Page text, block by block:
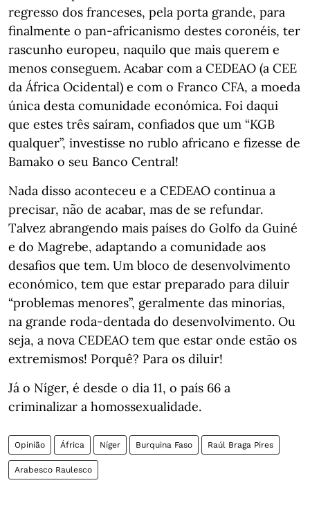
regresso dos franceses, pela porta grande, para
finalmente o pan-africanismo destes coronéis, ter
rascunho europeu, naquilo que mais querem e
menos conseguem. Acabar com a CEDEAO (a CEE
da África Ocidental) e com o Franco CFA, a moeda
única desta comunidade económica. Foi daqui
que estes três saíram, confiados que um “KGB
qualquer”, investisse no rublo africano e fizesse de
Bamako o seu Banco Central!
Nada disso aconteceu e a CEDEAO continua a
precisar, não de acabar, mas de se refundar.
Talvez abrangendo mais países do Golfo da Guiné
e do Magrebe, adaptando a comunidade aos
desafios que tem. Um bloco de desenvolvimento
económico, tem que estar preparado para diluir
“problemas menores”, geralmente das minorias,
na grande roda-dentada do desenvolvimento. Ou
seja, a nova CEDEAO tem que estar onde estão os
extremismos! Porquê? Para os diluir!
Já o Níger, é desde o dia 11, o país 66 a
criminalizar a homossexualidade.
Opinião África Níger Burquina Faso Raúl Braga Pires
Arabesco Raulesco